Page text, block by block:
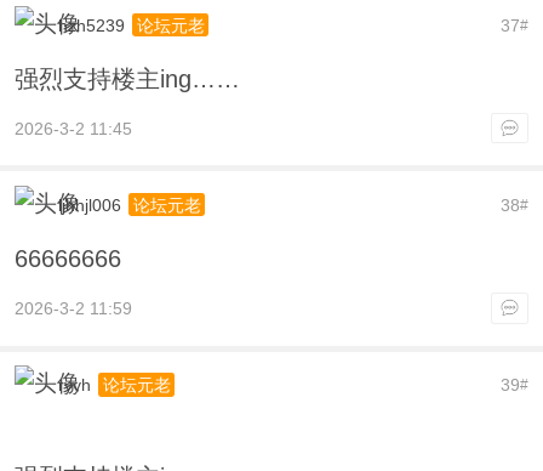
37#
hzh5239 论坛元老
强烈支持楼主ing……
2026-3-2 11:45
38#
ljhhjl006 论坛元老
66666666
2026-3-2 11:59
39#
ryyh 论坛元老